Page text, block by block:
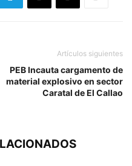
Artículos siguientes
PEB Incauta cargamento de
material explosivo en sector
Caratal de El Callao